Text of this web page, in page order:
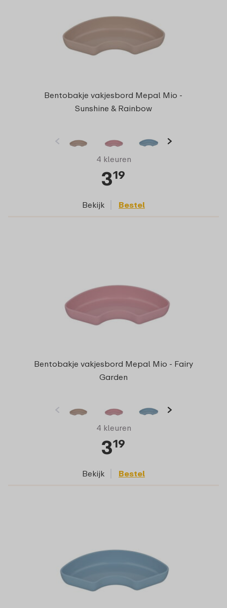
Bentobakje vakjesbord Mepal Mio -
Sunshine & Rainbow
4 kleuren
319
Bekijk Bestel
Bentobakje vakjesbord Mepal Mio - Fairy
Garden
4 kleuren
319
Bekijk Bestel